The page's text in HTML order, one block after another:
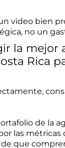
video bien
no un
la mejor
Rica
de la
las métricas
que